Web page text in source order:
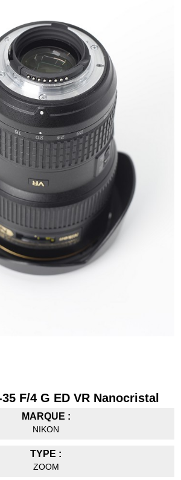
F/4 G ED VR Nanocristal
MARQUE :
NIKON
TYPE :
ZOOM